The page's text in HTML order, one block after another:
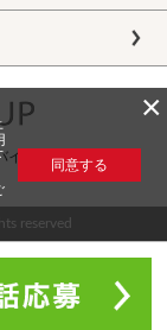
イト求人
reserved
×
同意する